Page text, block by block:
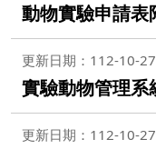
動物實驗申請表
更新日期：112-10-27
實驗動物管理系
更新日期：112-10-27